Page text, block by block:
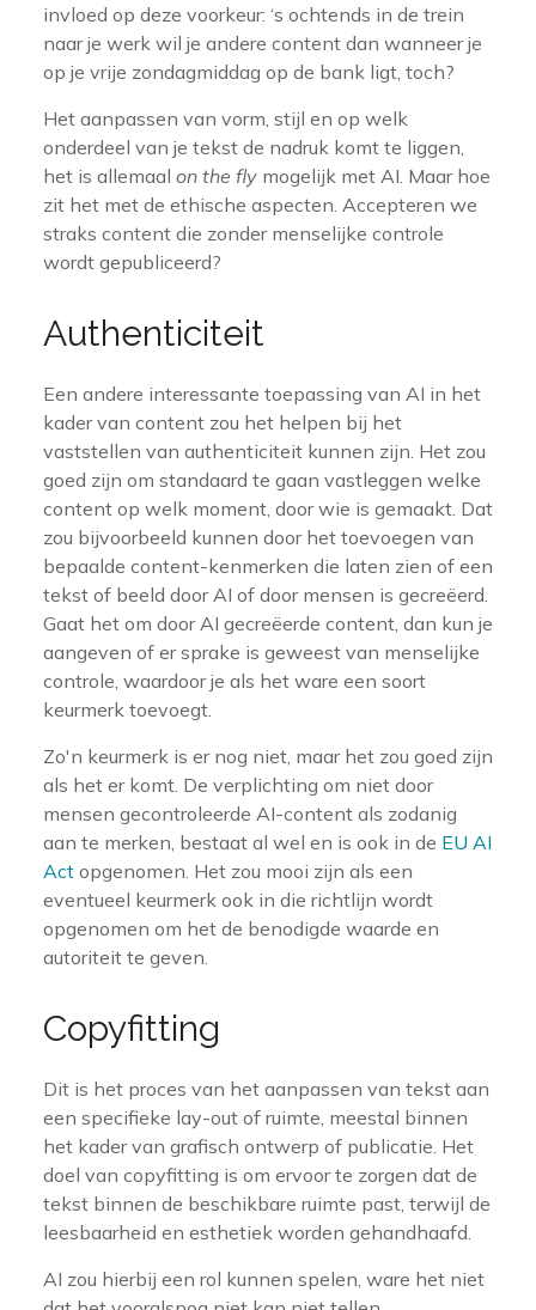
invloed op deze voorkeur: ‘s ochtends in de trein
naar je werk wil je andere content dan wanneer je
op je vrije zondagmiddag op de bank ligt, toch?
Het aanpassen van vorm, stijl en op welk
onderdeel van je tekst de nadruk komt te liggen,
het is allemaal on the fly mogelijk met AI. Maar hoe
zit het met de ethische aspecten. Accepteren we
straks content die zonder menselijke controle
wordt gepubliceerd?
Authenticiteit
Een andere interessante toepassing van AI in het
kader van content zou het helpen bij het
vaststellen van authenticiteit kunnen zijn. Het zou
goed zijn om standaard te gaan vastleggen welke
content op welk moment, door wie is gemaakt. Dat
zou bijvoorbeeld kunnen door het toevoegen van
bepaalde content-kenmerken die laten zien of een
tekst of beeld door AI of door mensen is gecreëerd.
Gaat het om door AI gecreëerde content, dan kun je
aangeven of er sprake is geweest van menselijke
controle, waardoor je als het ware een soort
keurmerk toevoegt.
Zo'n keurmerk is er nog niet, maar het zou goed zijn
als het er komt. De verplichting om niet door
mensen gecontroleerde AI-content als zodanig
aan te merken, bestaat al wel en is ook in de EU AI
Act opgenomen. Het zou mooi zijn als een
eventueel keurmerk ook in die richtlijn wordt
opgenomen om het de benodigde waarde en
autoriteit te geven.
Copyfitting
Dit is het proces van het aanpassen van tekst aan
een specifieke lay-out of ruimte, meestal binnen
het kader van grafisch ontwerp of publicatie. Het
doel van copyfitting is om ervoor te zorgen dat de
tekst binnen de beschikbare ruimte past, terwijl de
leesbaarheid en esthetiek worden gehandhaafd.
AI zou hierbij een rol kunnen spelen, ware het niet